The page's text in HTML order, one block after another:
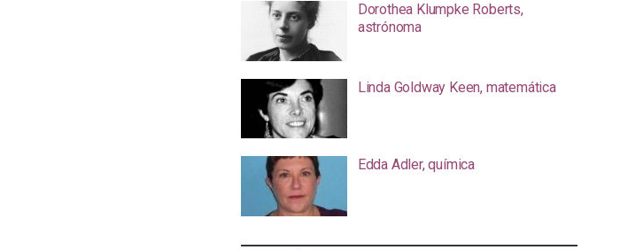
Dorothea Klumpke Roberts,
astrónoma
Linda Goldway Keen, matemática
Edda Adler, química